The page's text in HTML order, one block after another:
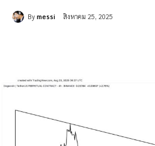
By messi สิงหาคม 25, 2025